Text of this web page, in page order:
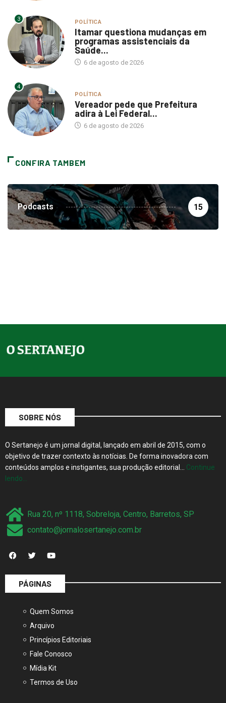
3 POLÍTICA
Itamar questiona mudanças em
programas assistenciais da
Saúde...
6 de agosto de 2026
4
POLÍTICA
Vereador pede que Prefeitura
adira à Lei Federal...
6 de agosto de 2026
CONFIRA TAMBEM
Podcasts 15
SOBRE NÓS
O Sertanejo é um jornal digital, lançado em abril de 2015, com o
objetivo de trazer contexto às notícias. De forma inovadora com
conteúdos amplos e instigantes, sua produção editorial… Continue
lendo…
Rua 20, nº 1118, Sobreloja, Centro, Barretos, SP
contato@jornalosertanejo.com.br
PÁGINAS
Quem Somos
Arquivo
Princípios Editoriais
Fale Conosco
Mídia Kit
Termos de Uso